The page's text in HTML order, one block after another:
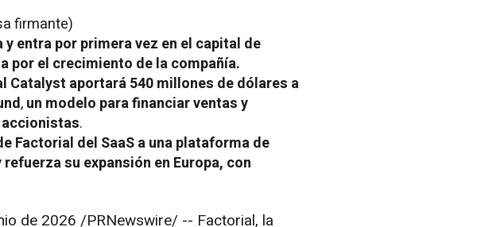
firmante)
entra por primera vez en el capital de
por el crecimiento de la compañía.
Catalyst aportará 540 millones de dólares a
,un modelo para financiar ventas y
.
Factorial del SaaS a una plataforma de
su expansión en Europa, con
de 2026 /PRNewswire/ -- Factorial, la